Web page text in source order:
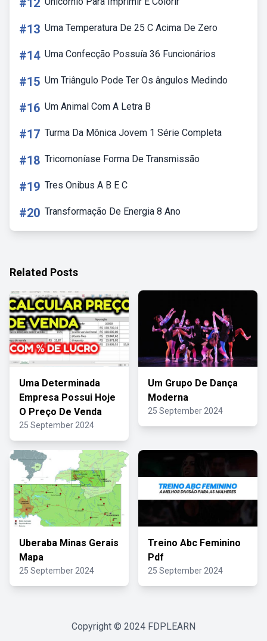
#12
#13 Uma Temperatura De 25 C Acima De Zero
#14 Uma Confecção Possuía 36 Funcionários
#15 Um Triângulo Pode Ter Os ângulos Medindo
#16 Um Animal Com A Letra B
#17 Turma Da Mônica Jovem 1 Série Completa
#18 Tricomoníase Forma De Transmissão
#19 Tres Onibus A B E C
#20 Transformação De Energia 8 Ano
Related Posts
Uma Determinada
Empresa Possui Hoje
O Preço De Venda
25 September 2024
Um Grupo De Dança
Moderna
25 September 2024
Uberaba Minas Gerais
Mapa
25 September 2024
Treino Abc Feminino
Pdf
25 September 2024
Copyright © 2024 FDPLEARN